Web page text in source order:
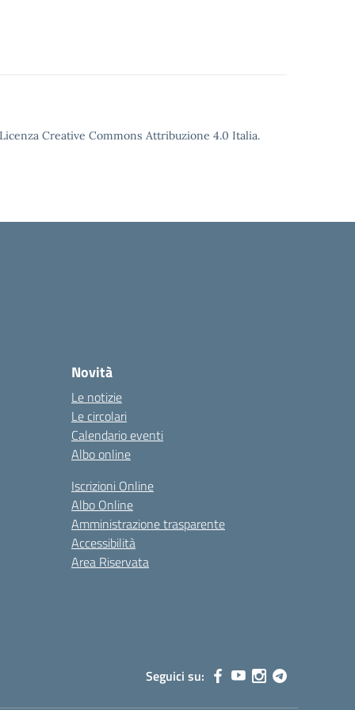
Creative Commons Attribuzione 4.0 Italia.
Novità
Le notizie
Le circolari
Calendario eventi
Albo online
Iscrizioni Online
Albo Online
Amministrazione trasparente
Accessibilità
Area Riservata
Seguici su: